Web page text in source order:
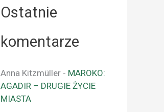
Ostatnie
komentarze
Anna Kitzmüller - MAROKO:
AGADIR – DRUGIE ŻYCIE
MIASTA